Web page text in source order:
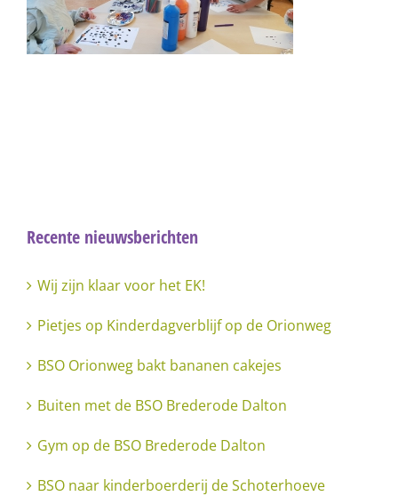
Recente nieuwsberichten
Wij zijn klaar voor het EK!
Pietjes op Kinderdagverblijf op de Orionweg
BSO Orionweg bakt bananen cakejes
Buiten met de BSO Brederode Dalton
Gym op de BSO Brederode Dalton
BSO naar kinderboerderij de Schoterhoeve